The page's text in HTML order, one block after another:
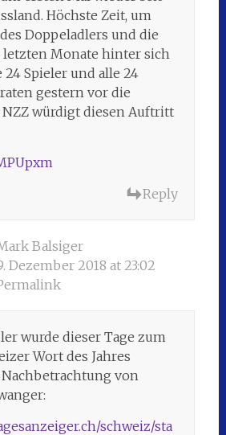
Höchste Zeit, um
Doppeladlers und die
Monate hinter sich
24 Spieler und alle 24
gestern vor die
würdigt diesen Auftritt
Reply
Balsiger
Dezember 2018 at 23:02
wurde dieser Tage zum
Wort des Jahres
von
schweiz/sta